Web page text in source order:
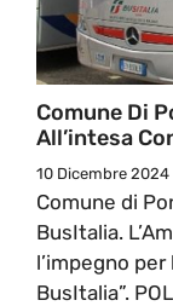
Comune Di
All’intesa
10 Dicembre 2024
Comune di
BusItalia.
l’impegno
BusItalia”.